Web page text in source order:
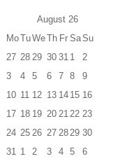
August26
MoTuWeThFrSaSu
27 2829 30311 2
3 4 5 6 7 8 9
10 11 12 131415 16
17 1819 20212223
24 2526 27282930
31 1 2 3 4 5 6